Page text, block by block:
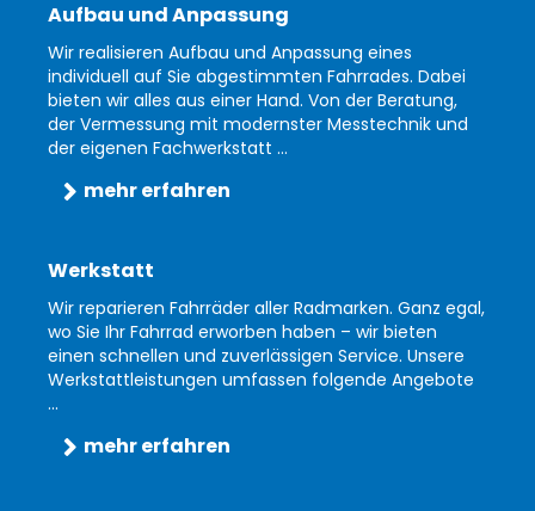
Aufbau und Anpassung
Wir realisieren Aufbau und Anpassung eines
individuell auf Sie abgestimmten Fahrrades. Dabei
bieten wir alles aus einer Hand. Von der Beratung,
der Vermessung mit modernster Messtechnik und
der eigenen Fachwerkstatt ...
mehr erfahren
Werkstatt
Wir reparieren Fahrräder aller Radmarken. Ganz egal,
wo Sie Ihr Fahrrad erworben haben – wir bieten
einen schnellen und zuverlässigen Service. Unsere
Werkstattleistungen umfassen folgende Angebote
...
mehr erfahren